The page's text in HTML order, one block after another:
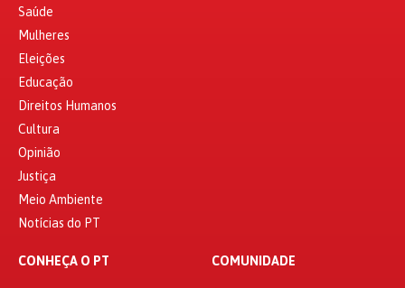
Saúde
Mulheres
Eleições
Educação
Direitos Humanos
Cultura
Opinião
Justiça
Meio Ambiente
Notícias do PT
CONHEÇA O PT COMUNIDADE